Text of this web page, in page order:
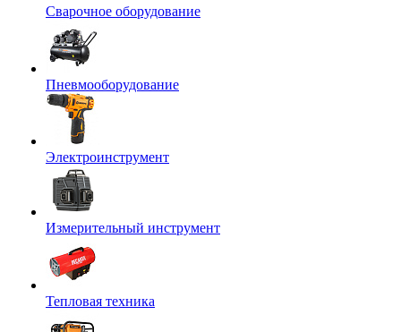
Сварочное оборудование
Пневмооборудование
Электроинструмент
Измерительный инструмент
Тепловая техника